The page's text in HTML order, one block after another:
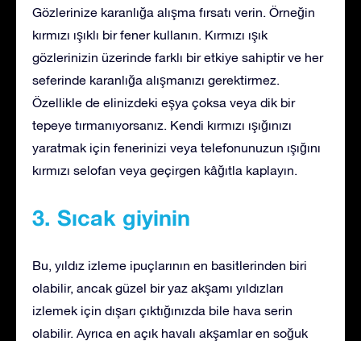
Gözlerinize karanlığa alışma fırsatı verin. Örneğin
kırmızı ışıklı bir fener kullanın. Kırmızı ışık
gözlerinizin üzerinde farklı bir etkiye sahiptir ve her
seferinde karanlığa alışmanızı gerektirmez.
Özellikle de elinizdeki eşya çoksa veya dik bir
tepeye tırmanıyorsanız. Kendi kırmızı ışığınızı
yaratmak için fenerinizi veya telefonunuzun ışığını
kırmızı selofan veya geçirgen kâğıtla kaplayın.
3. Sıcak giyinin
Bu, yıldız izleme ipuçlarının en basitlerinden biri
olabilir, ancak güzel bir yaz akşamı yıldızları
izlemek için dışarı çıktığınızda bile hava serin
olabilir. Ayrıca en açık havalı akşamlar en soğuk